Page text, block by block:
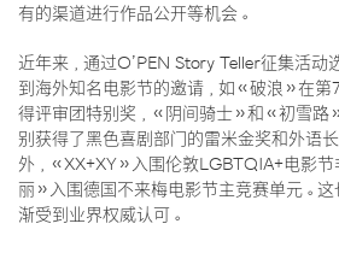
有的渠道进行作品公开等机会。
近年来，通过O’PEN Story Teller征集活动
到海外知名电影节的邀请，如《破浪》在
得评审团特别奖，《阴间骑士》和《初雪路
别获得了黑色喜剧部门的雷米金奖和外语
外，《XX+XY》入围伦敦LGBTQIA+电影
丽》入围德国不来梅电影节主竞赛单元。
渐受到业界权威认可。